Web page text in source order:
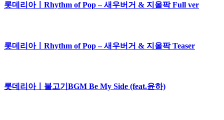
롯데리아ㅣRhythm of Pop – 새우버거 & 지올팍 Full ver
롯데리아ㅣRhythm of Pop – 새우버거 & 지올팍 Teaser
롯데리아ㅣ불고기BGM Be My Side (feat.윤하)